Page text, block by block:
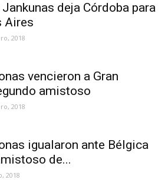
deja Córdoba para
Aires
2018
vencieron a Gran
amistoso
2018
igualaron ante Bélgica
de...
2018